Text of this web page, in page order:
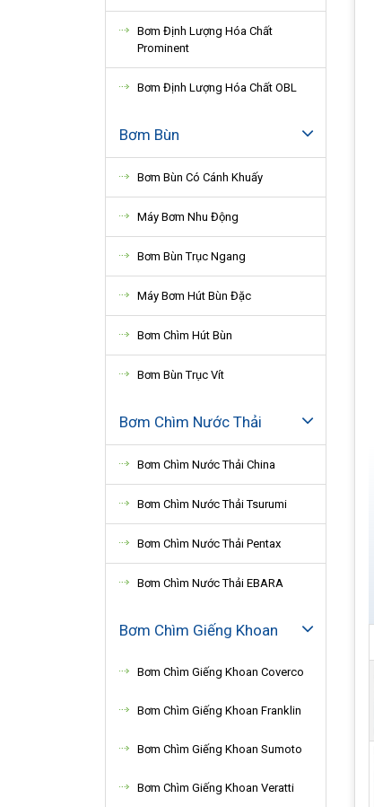
Bơm Định Lượng Hóa Chất
Prominent
Bơm Định Lượng Hóa Chất OBL
Bơm Bùn
Bơm Bùn Có Cánh Khuấy
Máy Bơm Nhu Động
Bơm Bùn Trục Ngang
Máy Bơm Hút Bùn Đặc
Bơm Chìm Hút Bùn
Bơm Bùn Trục Vít
Bơm Chìm Nước Thải
Bơm Chìm Nước Thải China
Bơm Chìm Nước Thải Tsurumi
Bơm Chìm Nước Thải Pentax
Bơm Chìm Nước Thải EBARA
Bơm Chìm Giếng Khoan
Bơm Chìm Giếng Khoan Coverco
Bơm Chìm Giếng Khoan Franklin
Bơm Chìm Giếng Khoan Sumoto
Bơm Chìm Giếng Khoan Veratti